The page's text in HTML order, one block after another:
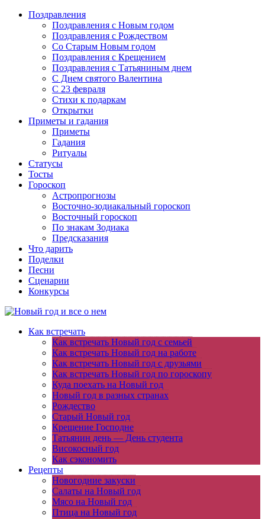
Поздравления
Поздравления с Новым годом
Поздравления с Рождеством
Со Старым Новым годом
Поздравления с Крещением
Поздравления с Татьяниным днем
С Днем святого Валентина
C 23 февраля
Стихи к подаркам
Открытки
Приметы и гадания
Приметы
Гадания
Ритуалы
Статусы
Тосты
Гороскоп
Астропрогнозы
Восточно-зодиакальный гороскоп
Восточный гороскоп
По знакам Зодиака
Предсказания
Что дарить
Поделки
Песни
Сценарии
Конкурсы
Как встречать
Как встречать Новый год с семьей
Как встречать Новый год на работе
Как встречать Новый год с друзьями
Как встречать Новый год по гороскопу
Куда поехать на Новый год
Новый год в разных странах
Рождество
Старый Новый год
Крещение Господне
Татьянин день — День студента
Високосный год
Как сэкономить
Рецепты
Новогодние закуски
Салаты на Новый год
Мясо на Новый год
Птица на Новый год